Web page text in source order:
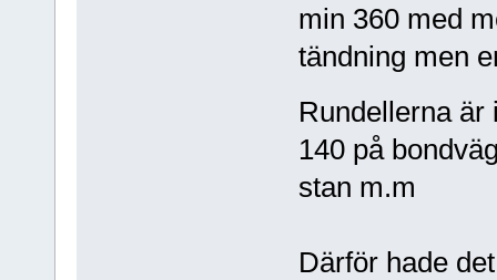
min 360 med
tändning men
Rundellerna
140 på
stan m.m
Därför hade